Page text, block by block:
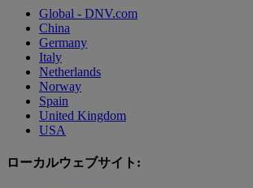
Global - DNV.com
China
Germany
Italy
Netherlands
Norway
Spain
United Kingdom
USA
ローカルウェブサイト: